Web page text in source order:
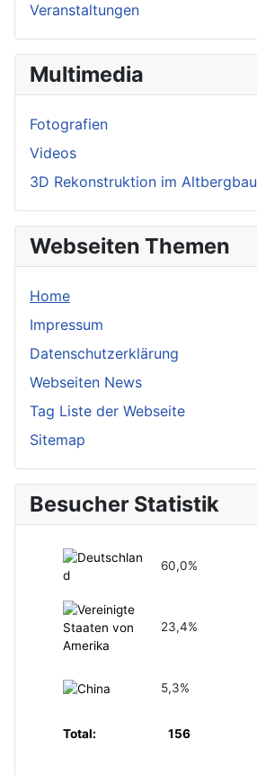
Veranstaltungen
Multimedia
Fotografien
Videos
3D Rekonstruktion im Altbergbau
Webseiten Themen
Home
Impressum
Datenschutzerklärung
Webseiten News
Tag Liste der Webseite
Sitemap
Besucher Statistik
60,0%
23,4%
5,3%
Total: 156